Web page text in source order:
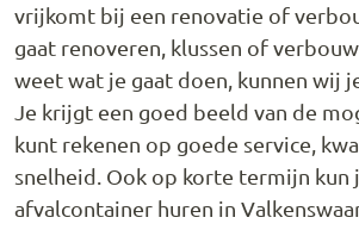
vrijkomt bij een renovatie of
gaat renoveren, klussen of
weet wat je gaat doen, kunnen wij
Je krijgt een goed beeld van de
kunt rekenen op goede service,
snelheid. Ook op korte termijn kun
afvalcontainer huren in